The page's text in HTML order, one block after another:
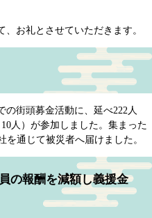
お礼とさせていただきます。
の街頭募金活動に、延べ222人
人）が参加しました。集まった
を通じて被災者へ届けました。
の報酬を減額し義援金